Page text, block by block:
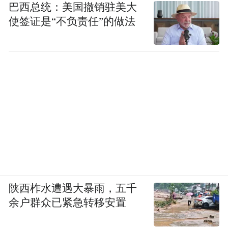
巴西总统：美国撤销驻美大
使签证是“不负责任”的做法
陕西柞水遭遇大暴雨，五千
余户群众已紧急转移安置